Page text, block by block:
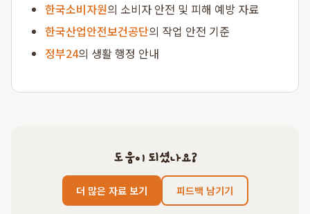
한국소비자원의 소비자 안전 및 피해 예방 자료
한국산업안전보건공단의 작업 안전 기준
정부24의 생활 행정 안내
도움이 되셨나요?
더 많은 자료 보기 피드백 남기기